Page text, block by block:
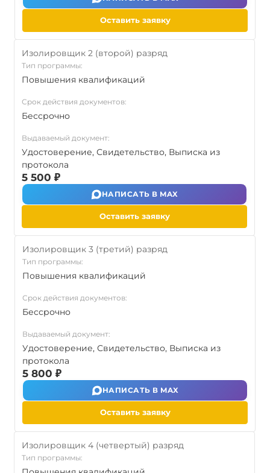
Оставить заявку
Изолировщик 2 (второй) разряд
Тип программы:
Повышения квалификаций
Срок действия документов:
Бессрочно
Выдаваемый документ:
Удостоверение, Свидетельство, Выписка из
протокола
5 500 ₽
НАПИСАТЬ В MAX
Оставить заявку
Изолировщик 3 (третий) разряд
Тип программы:
Повышения квалификаций
Срок действия документов:
Бессрочно
Выдаваемый документ:
Удостоверение, Свидетельство, Выписка из
протокола
5 800 ₽
НАПИСАТЬ В MAX
Оставить заявку
Изолировщик 4 (четвертый) разряд
Тип программы: